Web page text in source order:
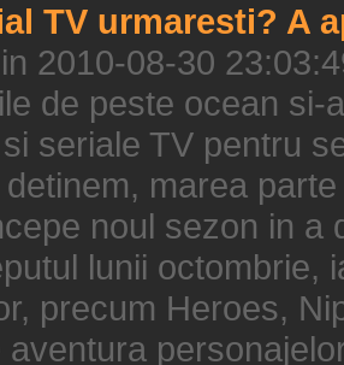
TV urmaresti? A
2010-08-30
de peste ocean si-
seriale TV pentru
marea
noul sezon in a
lunii octombrie,
precum Heroes,
aventura